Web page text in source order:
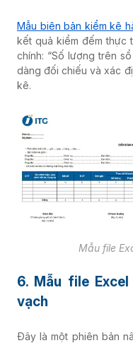
Mẫu biên bản kiểm kê
kết quả kiểm đếm thực
chính: “Số lượng trên
dàng đối chiếu và xác
kê.
Mẫu file
6. Mẫu file
vạch
Đây là một phiên bản